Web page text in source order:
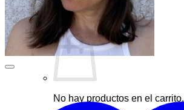
Acceder / Registrarse
Carrito /0,00€ 0
No hay productos en el carrito.